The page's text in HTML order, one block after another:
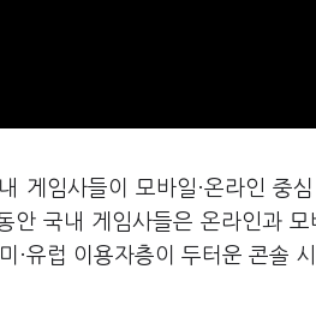
게임사들이 모바일·온라인 중
안 국내 게임사들은 온라인과
·유럽 이용자층이 두터운 콘솔